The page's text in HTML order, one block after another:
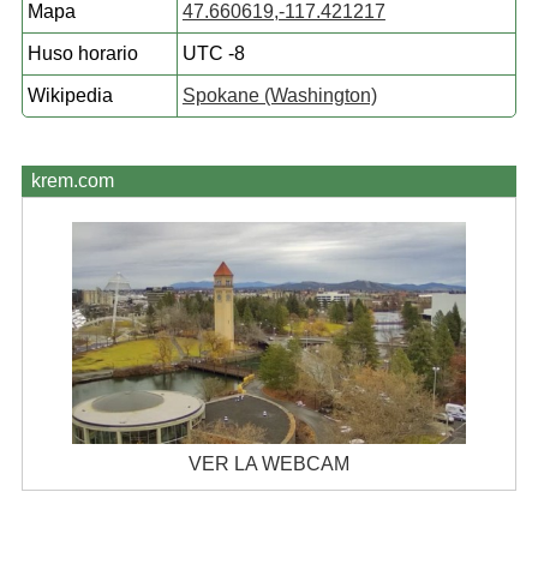
Mapa 47.660619,-117.421217
Huso horario UTC -8
Wikipedia Spokane (Washington)
krem.com
VER LA WEBCAM